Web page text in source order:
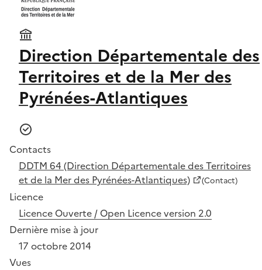
Direction Départementale des
Territoires et de la Mer des
Pyrénées-Atlantiques
Contacts
DDTM 64 (Direction Départementale des Territoires
et de la Mer des Pyrénées-Atlantiques)
(Contact)
Licence
Licence Ouverte / Open Licence version 2.0
Dernière mise à jour
17 octobre 2014
Vues